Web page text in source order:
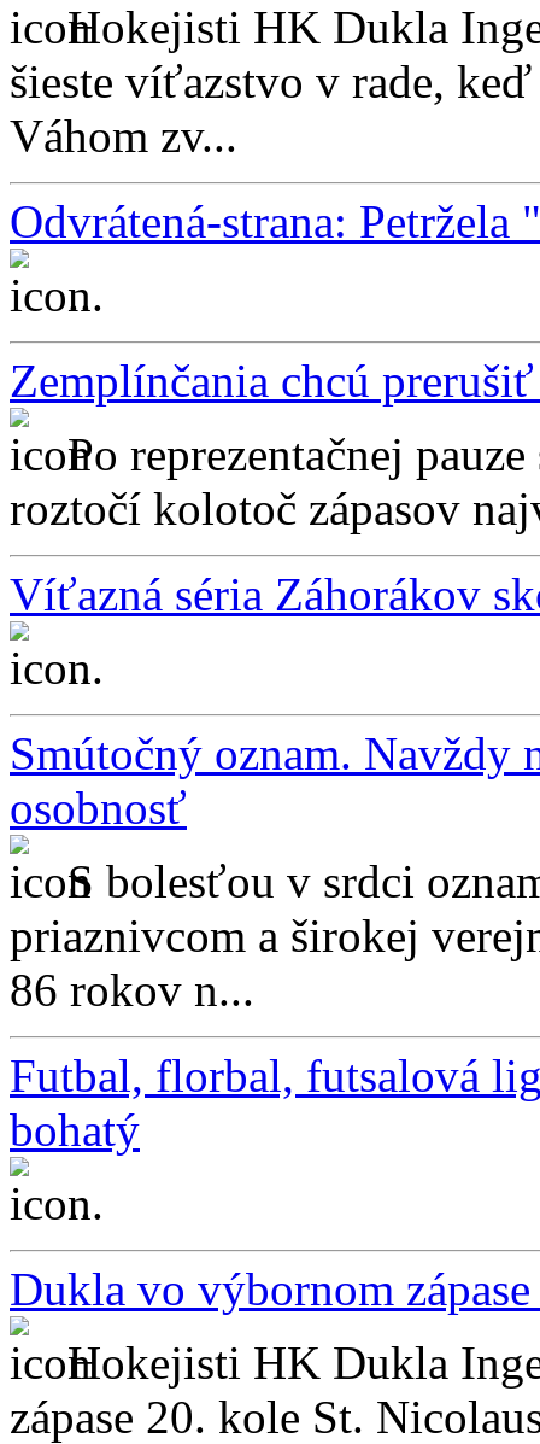
Hokejisti HK Dukla
šieste víťazstvo v rade,
Váhom zv...
Odvrátená-strana:
...
Zemplínčania chcú
Po reprezentačnej
roztočí kolotoč zápasov
Víťazná séria Záhorákov
...
Smútočný oznam. Navždy
osobnosť
S bolesťou v srdci
priaznivcom a širokej
86 rokov n...
Futbal, florbal, futsalová
bohatý
...
Dukla vo výbornom
Hokejisti HK Dukla
zápase 20. kole St.